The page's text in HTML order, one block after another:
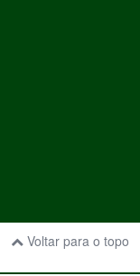
Voltar para o topo